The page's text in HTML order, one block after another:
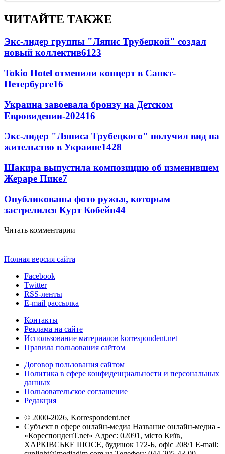
ЧИТАЙТЕ ТАКЖЕ
Экс-лидер группы "Ляпис Трубецкой" создал
новый коллектив6123
Tokio Hotel отменили концерт в Санкт-
Петербурге16
Украина завоевала бронзу на Детском
Евровидении-202416
Экс-лидер "Ляписа Трубецкого" получил вид на
жительство в Украине1428
Шакира выпустила композицию об изменившем
Жераре Пике7
Опубликованы фото ружья, которым
застрелился Курт Кобейн44
Читать комментарии
Полная версия сайта
Facebook
Twitter
RSS-ленты
E-mail рассылка
Контакты
Реклама на сайте
Использование материалов korrespondent.net
Правила пользования сайтом
Договор пользования сайтом
Политика в сфере конфиденциальности и персональных
данных
Пользовательское соглашение
Редакция
© 2000-2026, Korrespondent.net
Субъект в сфере онлайн-медиа Название онлайн-медиа -
«КореспонденТ.net» Адрес: 02091, місто Київ,
ХАРКІВСЬКЕ ШОСЕ, будинок 172-Б, офіс 208/1 E-mail: